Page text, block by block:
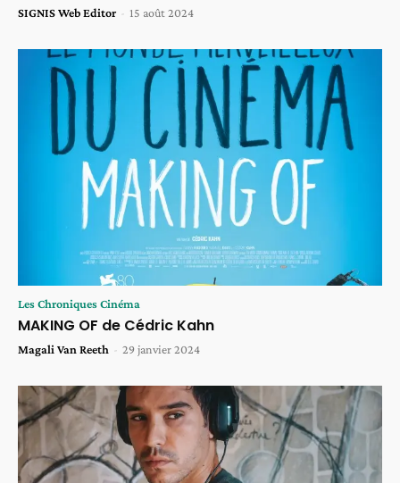
SIGNIS Web Editor - 15 août 2024
Les Chroniques Cinéma
MAKING OF de Cédric Kahn
Magali Van Reeth - 29 janvier 2024